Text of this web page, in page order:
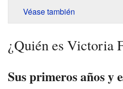
Véase también
¿Quién es Victoria
Sus primeros años y